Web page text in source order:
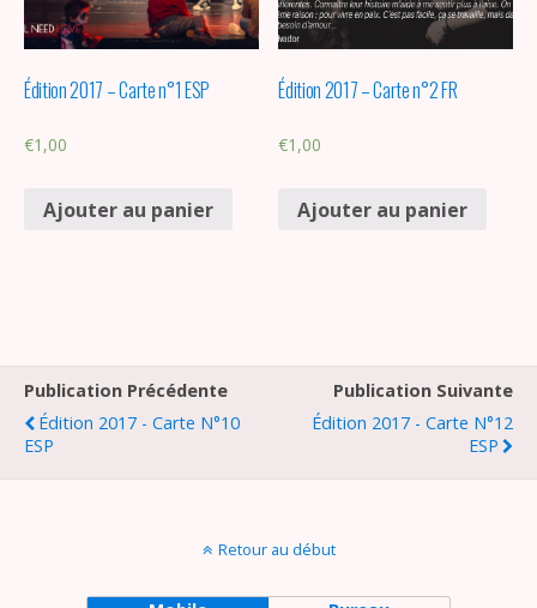
Édition 2017 – Carte n°1 ESP
€1,00
Ajouter au panier
Édition 2017 – Carte n°2 FR
€1,00
Ajouter au panier
Publication Précédente
Édition 2017 - Carte N°10
ESP
Publication Suivante
Édition 2017 - Carte N°12
ESP
Retour au début